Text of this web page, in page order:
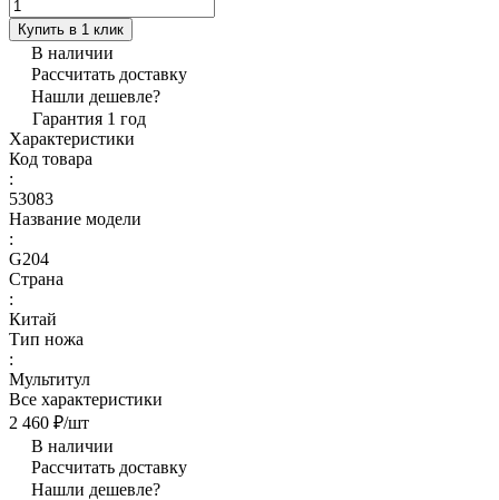
Купить в 1 клик
В наличии
Рассчитать доставку
Нашли дешевле?
Гарантия 1 год
Характеристики
Код товара
:
53083
Название модели
:
G204
Страна
:
Китай
Тип ножа
:
Мультитул
Все характеристики
2 460 ₽/шт
В наличии
Рассчитать доставку
Нашли дешевле?